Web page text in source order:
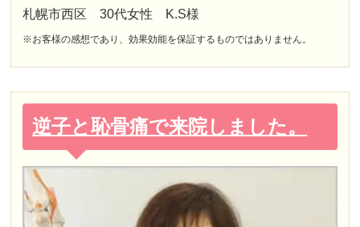
札幌市西区 30代女性 K.S様
※お客様の感想であり、効果効能を保証するものではありません。
逆子と恥骨痛で来院しました。